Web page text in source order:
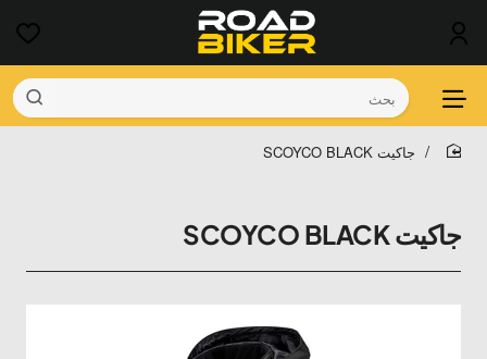
بحث
‫جاكيت SCOYCO BLACK
‫جاكيت SCOYCO BLACK